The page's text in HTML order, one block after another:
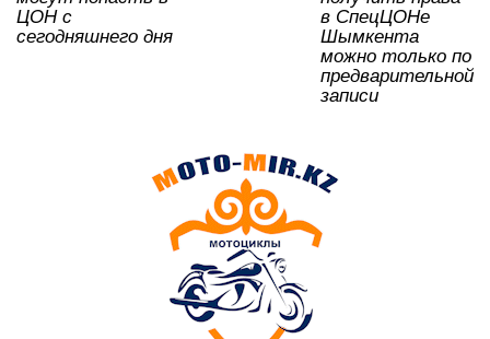
ЦОН с
сегодняшнего дня
в СпецЦОНе
Шымкента
можно только по
предварительной
записи